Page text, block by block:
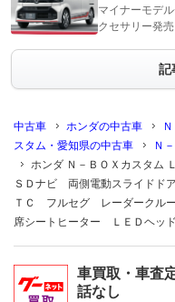
マイナーモデ
クセサリー発
記
中古車 ホンダの中古車
スタム・愛知県の中古車
Ｎ
ホンダ Ｎ－ＢＯＸカスタ
ＳＤナビ 両側電動スライド
ＴＣ フルセグ レーダークル
席シートヒーター ＬＥＤヘッド
車買取・車査
話なし